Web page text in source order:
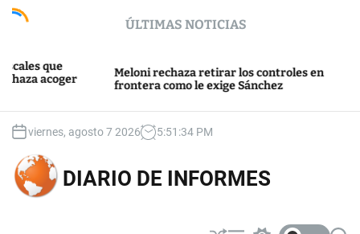
c
ÚLTIMAS NOTICIAS
Meloni rechaza retirar los controles en
frontera como le exige Sánchez
viernes, agosto 7 2026 5:51 :34 PM
DIARIO DE INFORMES